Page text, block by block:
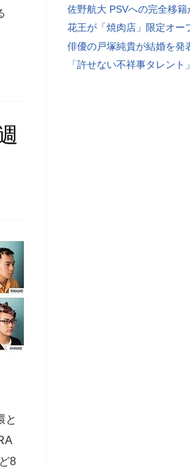
と
8
佐野航大 PSVへの完全移籍
花王が「焼肉店」限定オー
俳優の戸塚純貴が結婚を発
「許せない不祥事タレント